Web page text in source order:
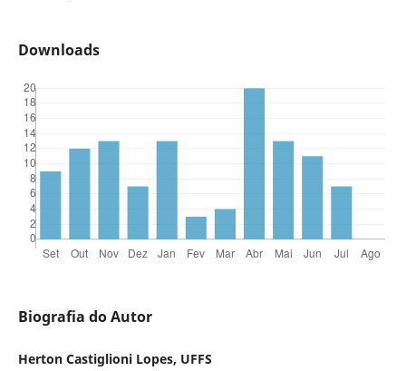
Downloads
Biografia do Autor
Herton Castiglioni Lopes, UFFS